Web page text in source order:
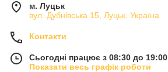
м. Луцьк
вул. Дубнівська 15, Луцьк, Україна
Контакти
Сьогодні працює з 08:30 до 19:00
Показати весь графік роботи